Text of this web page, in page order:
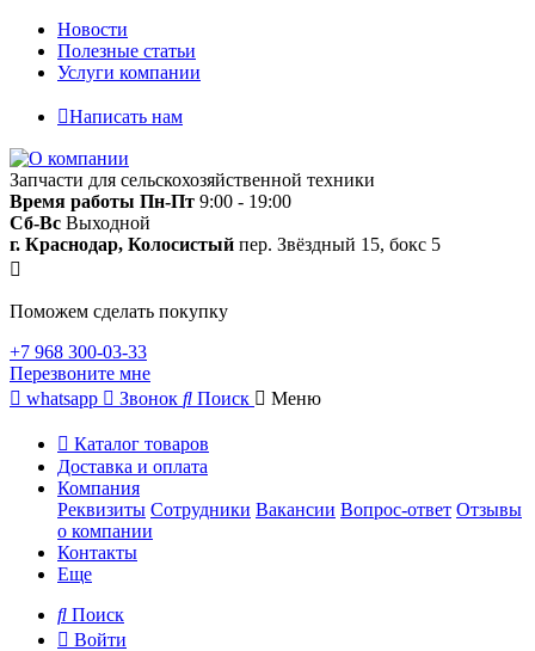
Новости
Полезные статьи
Услуги компании
Написать нам
Запчасти для сельскохозяйственной техники
Время работы Пн-Пт 9:00 - 19:00
Сб-Вс Выходной
г. Краснодар, Колосистый пер. Звёздный 15, бокс 5
Поможем сделать покупку
+7 968 300-03-33
Перезвоните мне
whatsapp
Звонок Поиск Меню
Каталог товаров
Доставка и оплата
Компания
Реквизиты Сотрудники Вакансии Вопрос-ответ Отзывы
о компании
Контакты
Еще
Поиск
Войти